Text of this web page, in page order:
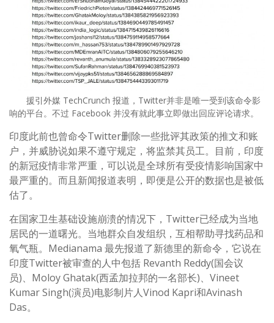
援引外媒 TechCrunch 报道，Twitter并非是唯一受到该命令影
响的平台。不过 Facebook 并没有就此事立即做出回应评论请求。
印度此前也曾命令Twitter删除一些批评其政策的推文和账
户，并威胁说如果不遵守规定，将监禁其员工。目前，印度
的新冠疫情非常严重，可以说是全球所有受疫情影响国家中
最严重的。而且新闻报道表明，即便是公开的数据也是被低
估了。
在国家卫生基础设施崩溃的情况下，Twitter已经成为当地
居民的一道曙光。当地群众自发组织，互相帮助寻找药品和
氧气瓶。Medianama 最先报道了新德里的新命令，它说在
印度Twitter被审查的人中包括 Revanth Reddy(国会议
员)、Moloy Ghatak(西孟加拉邦的一名部长)、Vineet
Kumar Singh(演员)电影制片人Vinod Kapri和Avinash
Das。